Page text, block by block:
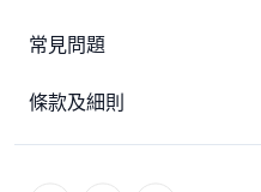
常見問題
條款及細則